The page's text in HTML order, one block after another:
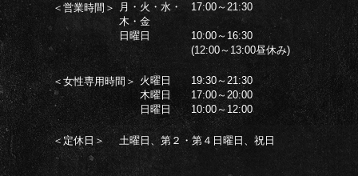
＜営業時間＞
月・火・水・
木・金
17:00～21:30
日曜日
10:00～16:30
(12:00～13:00昼休み)
＜女性専用時間＞ 火曜日
19:30～21:30
木曜日
17:00～20:00
日曜日
10:00～12:00
＜定休日＞ 土曜日、第２・第４日曜日、祝日